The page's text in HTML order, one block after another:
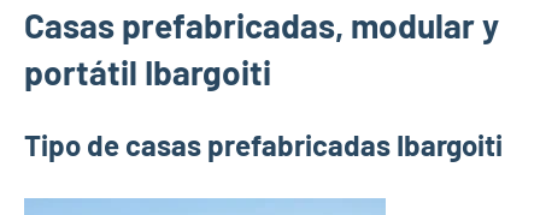
Casas prefabricadas, modular y
portátil Ibargoiti
Tipo de casas prefabricadas Ibargoiti